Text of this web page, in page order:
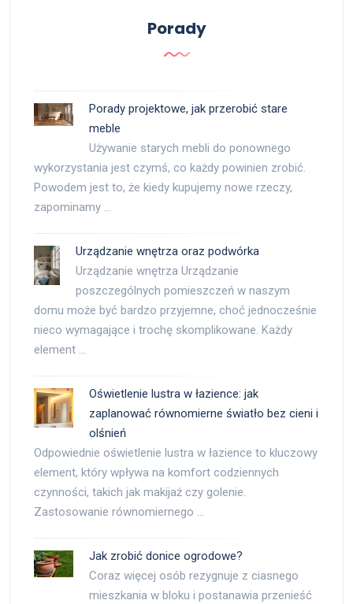
Porady
Porady projektowe, jak przerobić stare
meble
Używanie starych mebli do ponownego
wykorzystania jest czymś, co każdy powinien zrobić.
Powodem jest to, że kiedy kupujemy nowe rzeczy,
zapominamy …
Urządzanie wnętrza oraz podwórka
Urządzanie wnętrza Urządzanie
poszczególnych pomieszczeń w naszym
domu może być bardzo przyjemne, choć jednocześnie
nieco wymagające i trochę skomplikowane. Każdy
element …
Oświetlenie lustra w łazience: jak
zaplanować równomierne światło bez cieni i
olśnień
Odpowiednie oświetlenie lustra w łazience to kluczowy
element, który wpływa na komfort codziennych
czynności, takich jak makijaż czy golenie.
Zastosowanie równomiernego …
Jak zrobić donice ogrodowe?
Coraz więcej osób rezygnuje z ciasnego
mieszkania w bloku i postanawia przenieść